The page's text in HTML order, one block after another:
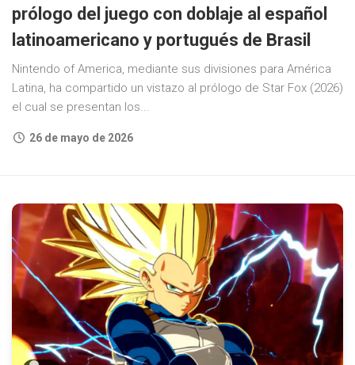
prólogo del juego con doblaje al español
latinoamericano y portugués de Brasil
Nintendo of America, mediante sus divisiones para América
Latina, ha compartido un vistazo al prólogo de Star Fox (2026)
el cual se presentan los...
26 de mayo de 2026